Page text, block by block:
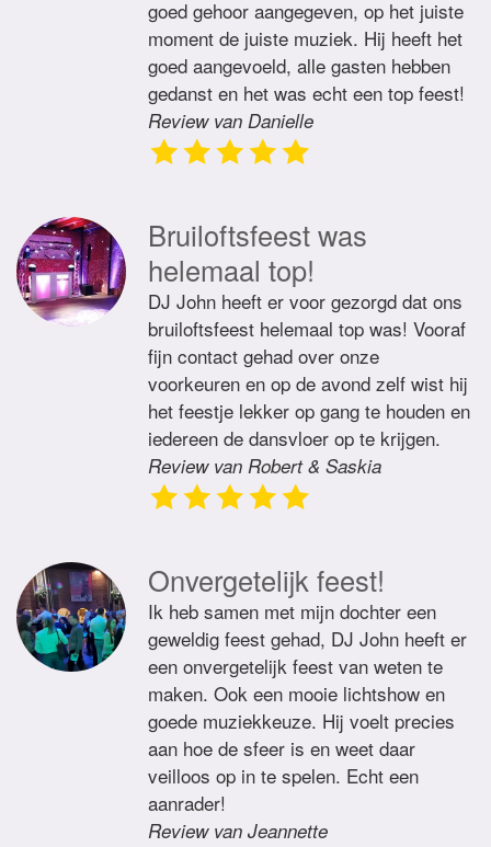
goed gehoor aangegeven, op het juiste
moment de juiste muziek. Hij heeft het
goed aangevoeld, alle gasten hebben
gedanst en het was echt een top feest!
Review van Danielle
Bruiloftsfeest was
helemaal top!
DJ John heeft er voor gezorgd dat ons
bruiloftsfeest helemaal top was! Vooraf
fijn contact gehad over onze
voorkeuren en op de avond zelf wist hij
het feestje lekker op gang te houden en
iedereen de dansvloer op te krijgen.
Review van Robert & Saskia
Onvergetelijk feest!
Ik heb samen met mijn dochter een
geweldig feest gehad, DJ John heeft er
een onvergetelijk feest van weten te
maken. Ook een mooie lichtshow en
goede muziekkeuze. Hij voelt precies
aan hoe de sfeer is en weet daar
veilloos op in te spelen. Echt een
aanrader!
Review van Jeannette